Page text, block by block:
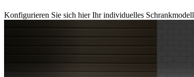
Konfigurieren Sie sich hier Ihr individuelles Schrankmodell